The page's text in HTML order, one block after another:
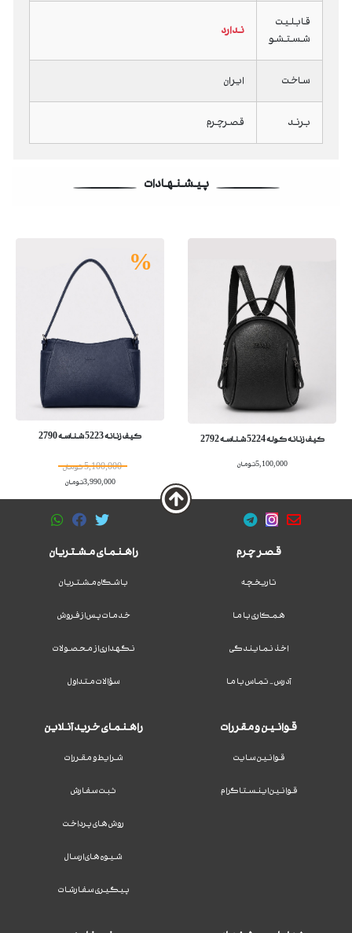
قابلیت
شستشو
ندارد
ساخت ایران
برند قصرچرم
پیشنهادات
کیف زنانه کوله 5224 شناسه 2792
5,100,000تومان
%
کیف زنانه 5223 شناسه 2790
5,100,000 تومان
3,990,000تومان
قصر چرم
تاریخچه
همکاری با ما
اخذ نمایندگی
آدرس - تماس با ما
راهنمای مشتریان
باشگاه مشتریان
خدمات پس از فروش
نگهداری از محصولات
سؤالات متداول
قوانین و مقررات
قوانین سایت
قوانین اینستاگرام
راهنمای خرید آنلاین
شرایط و مقررات
ثبت سفارش
روش های پرداخت
شیوه های ارسال
پیگیری سفارشات